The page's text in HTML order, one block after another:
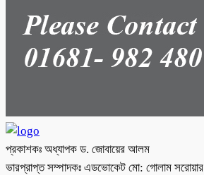
প্রকাশকঃ অধ্যাপক ড. জোবায়ের আলম
ভারপ্রাপ্ত সম্পাদকঃ এডভোকেট মো: গোলাম সরোয়ার